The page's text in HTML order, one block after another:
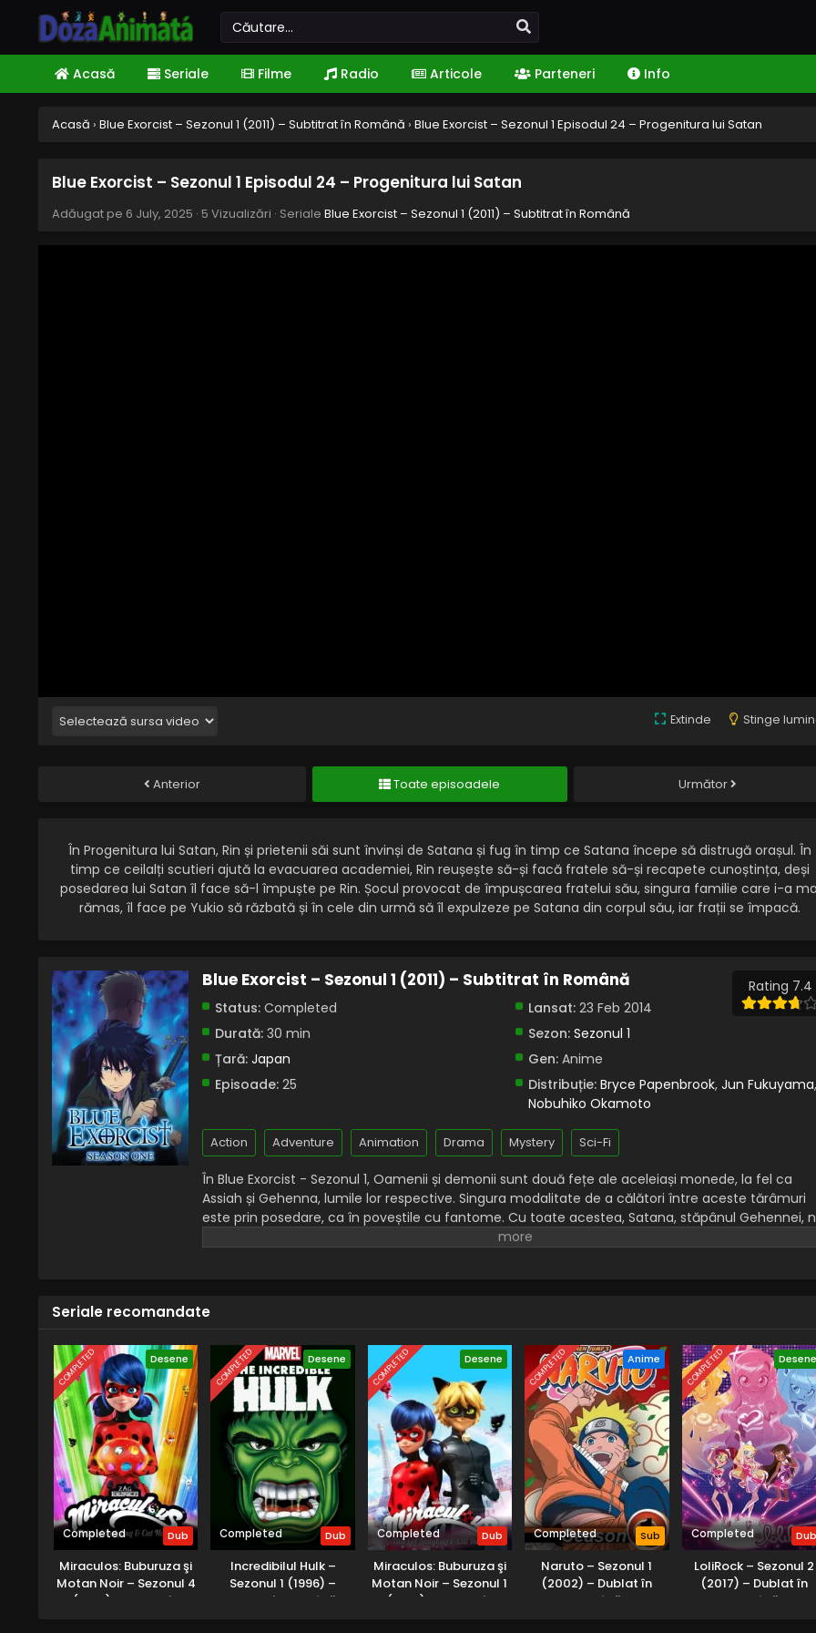
Acasă Seriale Filme Radio Articole Parteneri Info
Acasă › Blue Exorcist – Sezonul 1 (2011) – Subtitrat în Română › Blue Exorcist – Sezonul 1 Episodul 24 – Progenitura lui Satan
Blue Exorcist – Sezonul 1 Episodul 24 – Progenitura lui Satan
Adăugat pe 6 July, 2025 · 5 Vizualizări · Seriale Blue Exorcist – Sezonul 1 (2011) – Subtitrat în Română
Extinde Stinge
Anterior Toate episoadele Următor
În Progenitura lui Satan, Rin și prietenii săi sunt învinși de Satana și fug în timp ce Satana începe să distrugă orașul. În
timp ce ceilalți scutieri ajută la evacuarea academiei, Rin reușește să-și facă fratele să-și recapete cunoștința, deși
posedarea lui Satan îl face să-l împuște pe Rin. Șocul provocat de împușcarea fratelui său, singura familie care i-a
rămas, îl face pe Yukio să răzbată și în cele din urmă să îl expulzeze pe Satana din corpul său, iar frații se împacă.
Blue Exorcist – Sezonul 1 (2011) – Subtitrat în Română
Rating 7.4
Status: Completed Lansat:23 Feb 2014
Durată: 30 min Sezon: Sezonul 1
Țară: Japan Gen:Anime
Episoade: 25 Distribuție: Bryce Papenbrook, Jun Fukuyama,
Nobuhiko Okamoto
Action Adventure Animation Drama Mystery Sci-Fi
În Blue Exorcist - Sezonul 1, Oamenii și demonii sunt două fețe ale aceleiași monede, la fel ca
Assiah și Gehenna, lumile lor respective. Singura modalitate de a călători între aceste tărâmuri
este prin posedare, ca în poveștile cu fantome. Cu toate acestea, Satana, stăpânul Gehennei,
găsește un gazdă potrivită pe care să o posede și, prin urmare, rămâne închis în lumea sa. Într-o
Seriale recomandate
COMPLETED Desene
Completed Dub
Miraculos: Buburuza şi
Motan Noir – Sezonul 4
(2021) – Dublat în
COMPLETED Desene
Completed Dub
Incredibilul Hulk –
Sezonul 1 (1996) –
Dublat în Română
COMPLETED Desene
Completed Dub
Miraculos: Buburuza şi
Motan Noir – Sezonul 1
(2015) – Dublat în
COMPLETED Anime
Completed Sub
Naruto – Sezonul 1
(2002) – Dublat în
Română
COMPLETED Desene
Completed Dub
LoliRock – Sezonul 2
(2017) – Dublat în
Română